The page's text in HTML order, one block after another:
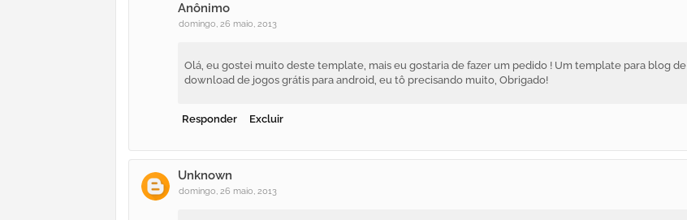
Anônimo
domingo, 26 maio, 2013
Olá, eu gostei muito deste template, mais eu gostaria de fazer um pedido ! Um template para blog de
download de jogos grátis para android, eu tô precisando muito, Obrigado!
Responder Excluir
Unknown
domingo, 26 maio, 2013